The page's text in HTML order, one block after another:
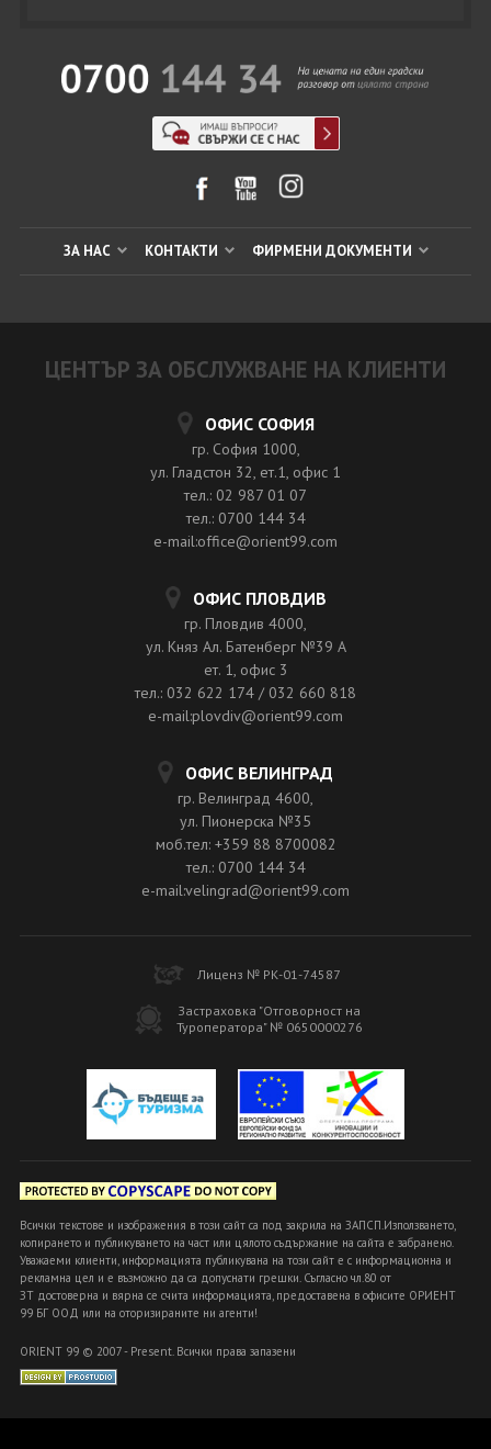
ЗА НАС КОНТАКТИ ФИРМЕНИ ДОКУМЕНТИ
ЦЕНТЪР ЗА ОБСЛУЖВАНЕ НА КЛИЕНТИ
ОФИС СОФИЯ
гр. София 1000,
ул. Гладстон 32, ет.1, офис 1
тел.: 02 987 01 07
тел.: 0700 144 34
e-mail:office@orient99.com
ОФИС ПЛОВДИВ
гр. Пловдив 4000,
ул. Княз Ал. Батенберг №39 A
ет. 1, офис 3
тел.: 032 622 174 / 032 660 818
e-mail:plovdiv@orient99.com
ОФИС ВЕЛИНГРАД
гр. Велинград 4600,
ул. Пионерска №35
моб.тел: +359 88 8700082
тел.: 0700 144 34
e-mail:velingrad@orient99.com
Лиценз № РК-01-74587
Застраховка "Отговорност на
Туроператора" № 0650000276
Всички текстове и изображения в този сайт са под закрила на ЗАПСП.Използването,
копирането и публикуването на част или цялото съдържание на сайта е забранено.
Уважаеми клиенти, информацията публикувана на този сайт е с информационна и
рекламна цел и е възможно да са допуснати грешки. Съгласно чл.80 от
ЗТ достоверна и вярна се счита информацията, предоставена в офисите ОРИЕНТ
99 БГ ООД или на оторизираните ни агенти!
ORIENT 99 © 2007 - Present. Всички права запазени